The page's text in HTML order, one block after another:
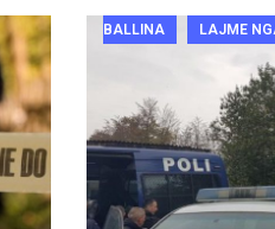
BALLINA LAJME